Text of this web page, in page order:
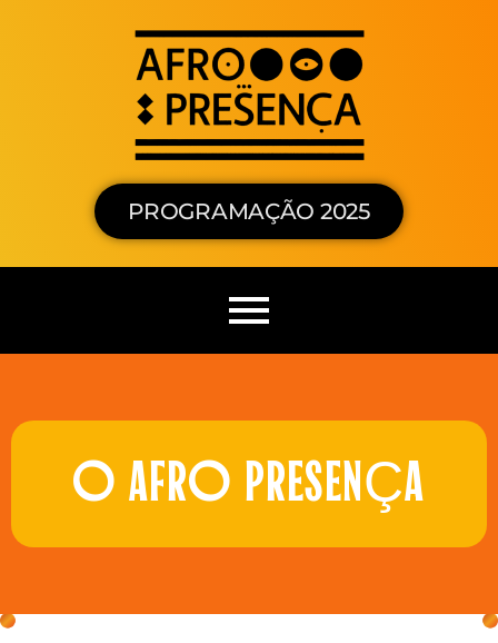
PROGRAMAÇÃO 2025
O AFRO PRESENÇA